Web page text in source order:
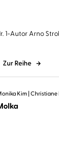
1-Autor Arno
Zur Reihe
Kim Christiane